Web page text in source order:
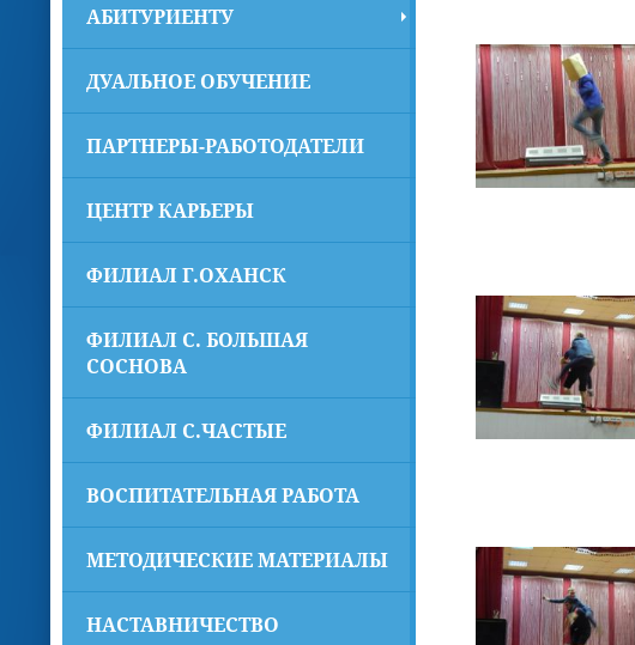
АБИТУРИЕНТУ
ДУАЛЬНОЕ ОБУЧЕНИЕ
ПАРТНЕРЫ-РАБОТОДАТЕЛИ
ЦЕНТР КАРЬЕРЫ
ФИЛИАЛ Г.ОХАНСК
ФИЛИАЛ С. БОЛЬШАЯ
СОСНОВА
ФИЛИАЛ С.ЧАСТЫЕ
ВОСПИТАТЕЛЬНАЯ РАБОТА
МЕТОДИЧЕСКИЕ МАТЕРИАЛЫ
НАСТАВНИЧЕСТВО